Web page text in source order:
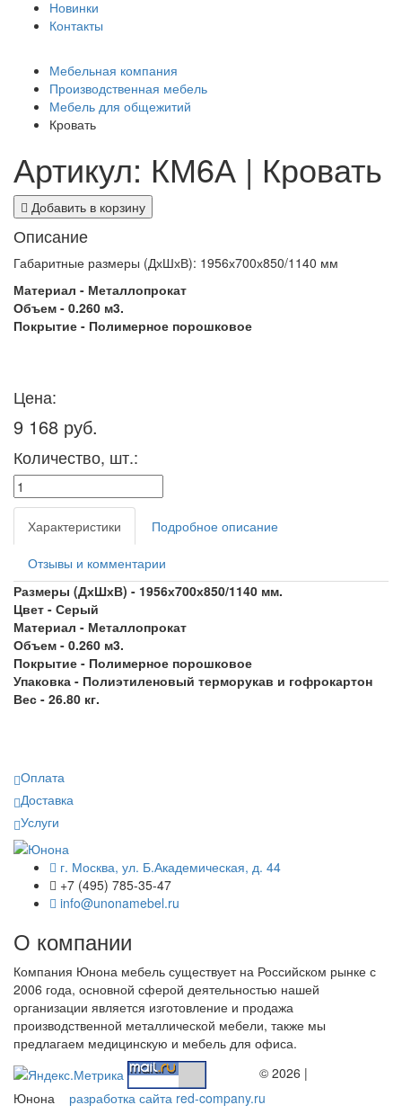
Новинки
Контакты
Мебельная компания
Производственная мебель
Мебель для общежитий
Кровать
Артикул: КМ6А | Кровать
Добавить в корзину
Описание
Габаритные размеры (ДхШхВ): 1956х700х850/1140 мм
Материал - Металлопрокат
Объем - 0.260 м3.
Покрытие - Полимерное порошковое
Цена:
9 168 руб.
Количество, шт.:
Характеристики Подробное описание
Отзывы и комментарии
Размеры (ДхШхВ) - 1956х700х850/1140 мм.
Цвет - Серый
Материал - Металлопрокат
Объем - 0.260 м3.
Покрытие - Полимерное порошковое
Упаковка - Полиэтиленовый терморукав и гофрокартон
Вес - 26.80 кг.
Оплата
Доставка
Услуги
г. Москва, ул. Б.Академическая, д. 44
+7 (495) 785-35-47
info@unonamebel.ru
О компании
Компания Юнона мебель существует на Российском рынке с
2006 года, основной сферой деятельностью нашей
организации является изготовление и продажа
производственной металлической мебели, также мы
предлагаем медицинскую и мебель для офиса.
© 2026 |
Юнона разработка сайта red-company.ru